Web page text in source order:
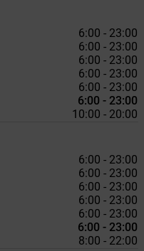
6:00 - 23:00
6:00 - 23:00
6:00 - 23:00
6:00 - 23:00
6:00 - 23:00
6:00 - 23:00
10:00 - 20:00
6:00 - 23:00
6:00 - 23:00
6:00 - 23:00
6:00 - 23:00
6:00 - 23:00
6:00 - 23:00
8:00 - 22:00